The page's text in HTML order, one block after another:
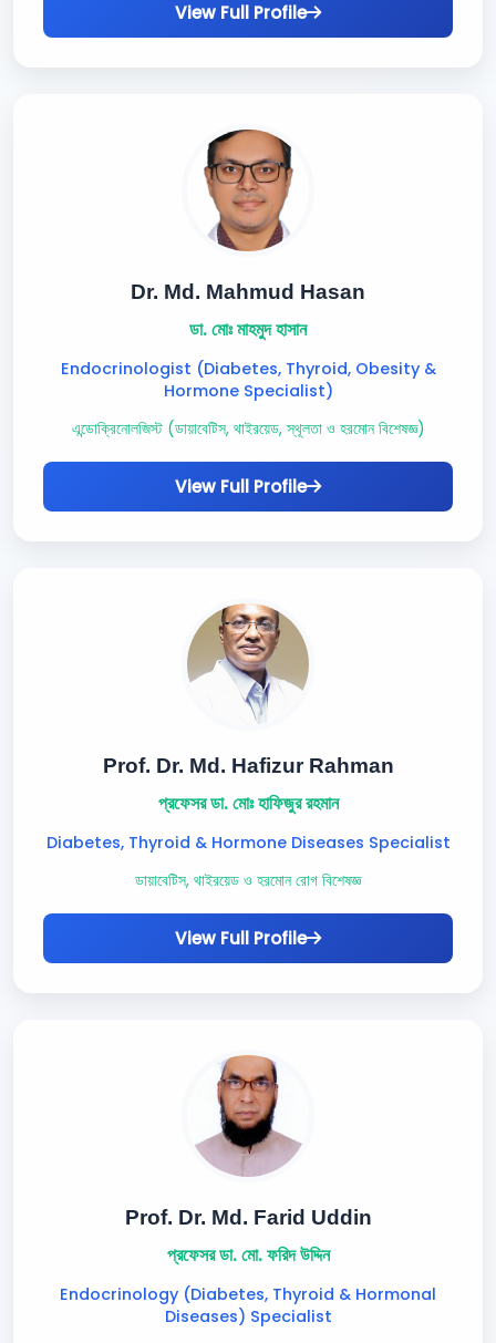
View Full Profile
Dr. Md. Mahmud Hasan
ডা. মোঃ মাহমুদ হাসান
Endocrinologist (Diabetes, Thyroid, Obesity &
Hormone Specialist)
এন্ডোক্রিনোলজিস্ট (ডায়াবেটিস, থাইরয়েড, স্থূলতা ও হরমোন বিশেষজ্ঞ)
View Full Profile
Prof. Dr. Md. Hafizur Rahman
প্রফেসর ডা. মোঃ হাফিজুর রহমান
Diabetes, Thyroid & Hormone Diseases Specialist
ডায়াবেটিস, থাইরয়েড ও হরমোন রোগ বিশেষজ্ঞ
View Full Profile
Prof. Dr. Md. Farid Uddin
প্রফেসর ডা. মো. ফরিদ উদ্দিন
Endocrinology (Diabetes, Thyroid & Hormonal
Diseases) Specialist